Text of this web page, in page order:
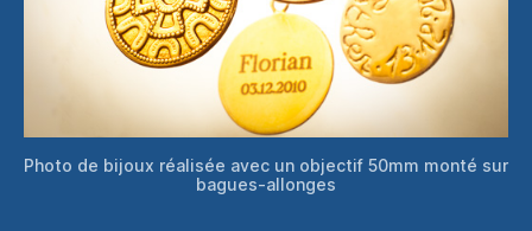
Photo de bijoux réalisée avec un objectif 50mm monté sur
bagues-allonges